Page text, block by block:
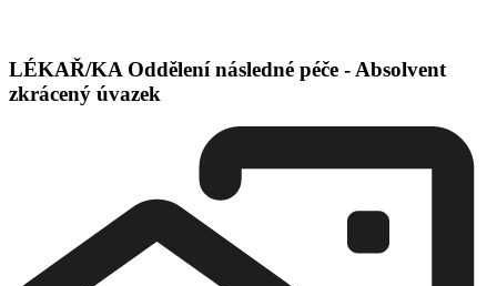
LÉKAŘ/KA Oddělení následné péče - Absolvent
zkrácený úvazek